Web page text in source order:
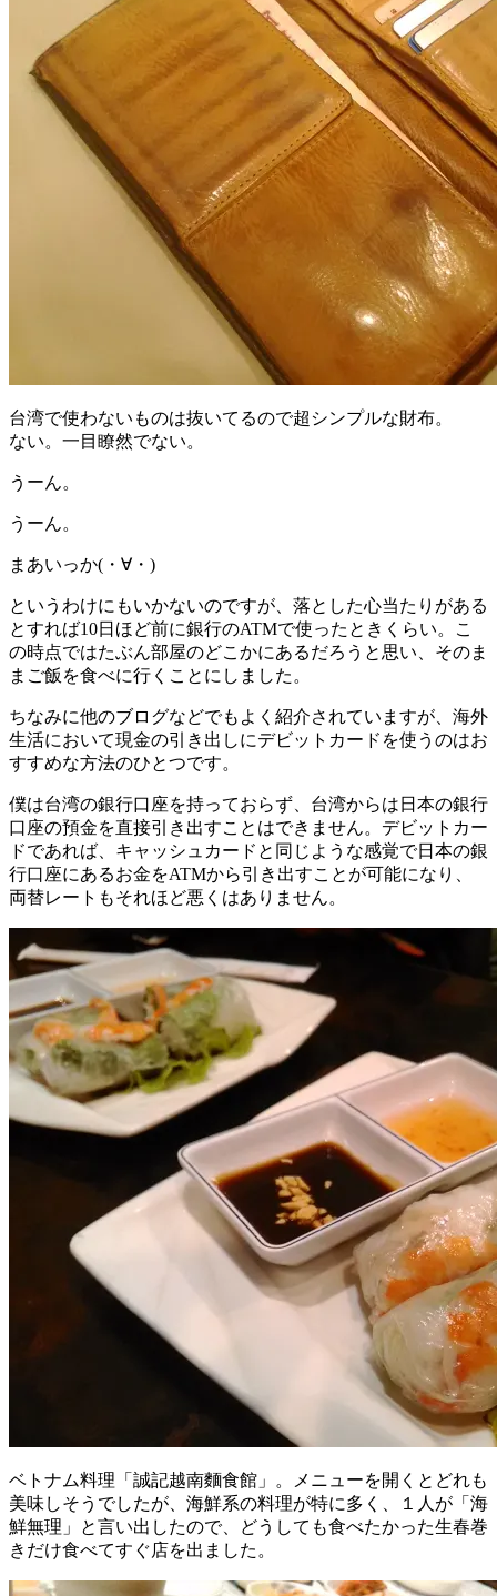
台湾で使わないものは抜いてるので超シンプルな財布。
ない。一目瞭然でない。
うーん。
うーん。
まあいっか(・∀・)
というわけにもいかないのですが、落とした心当たりがある
とすれば10日ほど前に銀行のATMで使ったときくらい。こ
の時点ではたぶん部屋のどこかにあるだろうと思い、そのま
まご飯を食べに行くことにしました。
ちなみに他のブログなどでもよく紹介されていますが、海外
生活において現金の引き出しにデビットカードを使うのはお
すすめな方法のひとつです。
僕は台湾の銀行口座を持っておらず、台湾からは日本の銀行
口座の預金を直接引き出すことはできません。デビットカー
ドであれば、キャッシュカードと同じような感覚で日本の銀
行口座にあるお金をATMから引き出すことが可能になり、
両替レートもそれほど悪くはありません。
ベトナム料理「誠記越南麵食館」。メニューを開くとどれも
美味しそうでしたが、海鮮系の料理が特に多く、１人が「海
鮮無理」と言い出したので、どうしても食べたかった生春巻
きだけ食べてすぐ店を出ました。